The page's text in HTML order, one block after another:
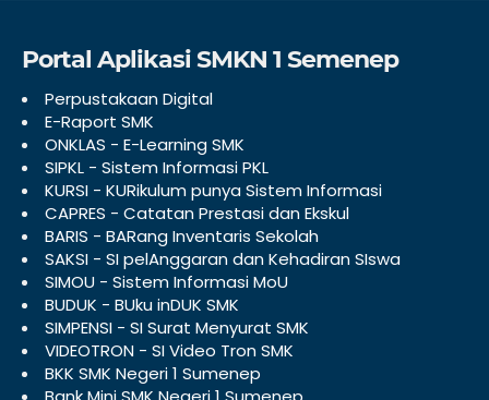
Portal Aplikasi SMKN 1 Semenep
Perpustakaan Digital
E-Raport SMK
ONKLAS - E-Learning SMK
SIPKL - Sistem Informasi PKL
KURSI - KURikulum punya Sistem Informasi
CAPRES - Catatan Prestasi dan Ekskul
BARIS - BARang Inventaris Sekolah
SAKSI - SI pelAnggaran dan Kehadiran SIswa
SIMOU - Sistem Informasi MoU
BUDUK - BUku inDUK SMK
SIMPENSI - SI Surat Menyurat SMK
VIDEOTRON - SI Video Tron SMK
BKK SMK Negeri 1 Sumenep